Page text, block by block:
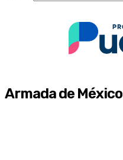
Armada de México